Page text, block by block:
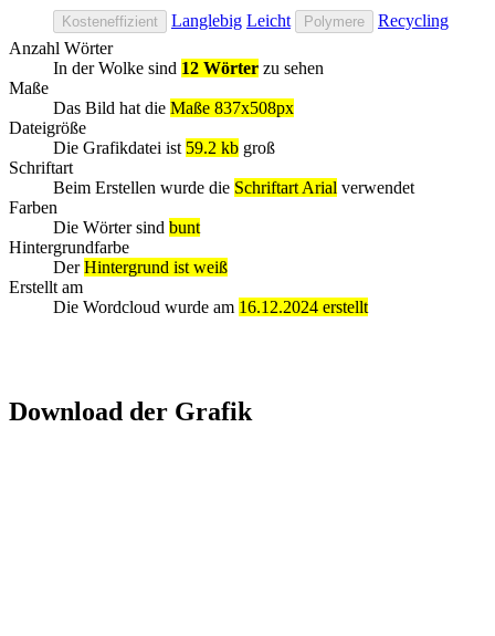
Kosteneffizient Langlebig Leicht Polymere
Recycling
Anzahl Wörter
In der Wolke sind 12 Wörter zu sehen
Maße
Das Bild hat die Maße 837x508px
Dateigröße
Die Grafikdatei ist 59.2 kb groß
Schriftart
Beim Erstellen wurde die Schriftart Arial verwendet
Farben
Die Wörter sind bunt
Hintergrundfarbe
DerHintergrund ist weiß
Erstellt am
Die Wordcloud wurde am 16.12.2024 erstellt
Download der Grafik